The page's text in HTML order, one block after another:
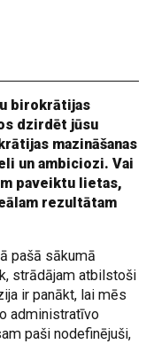
birokrātijas
dzirdēt jūsu
mazināšanas
un ambiciozi. Vai
paveiktu lietas,
rezultātam
pašā sākumā
strādājam atbilstoši
ir panākt, lai mēs
administratīvo
paši nodefinējuši,